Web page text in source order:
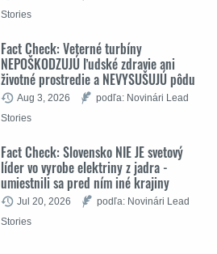
Stories
Fact Check: Veterné turbíny
NEPOŠKODZUJÚ ľudské zdravie ani
životné prostredie a NEVYSUŠUJÚ pôdu
Aug 3, 2026
podľa: Novinári Lead
Stories
Fact Check: Slovensko NIE JE svetový
líder vo vyrobe elektriny z jadra -
umiestnili sa pred ním iné krajiny
Jul 20, 2026
podľa: Novinári Lead
Stories